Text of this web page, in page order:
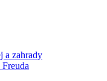
a zahrady